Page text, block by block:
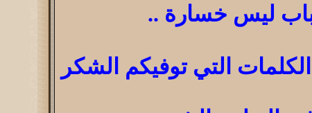
ليس خسارة ..
التي توفيكم الشكر